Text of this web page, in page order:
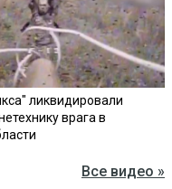
ликвидировали
врага в
Все видео »